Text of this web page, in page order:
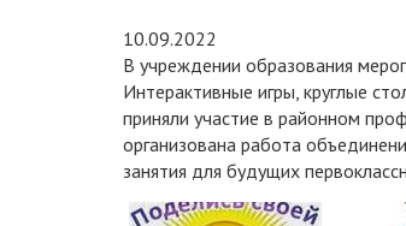
10.09.2022
В учреждении образования
Интерактивные игры, круглые
приняли участие в районном
организована работа
занятия для будущих